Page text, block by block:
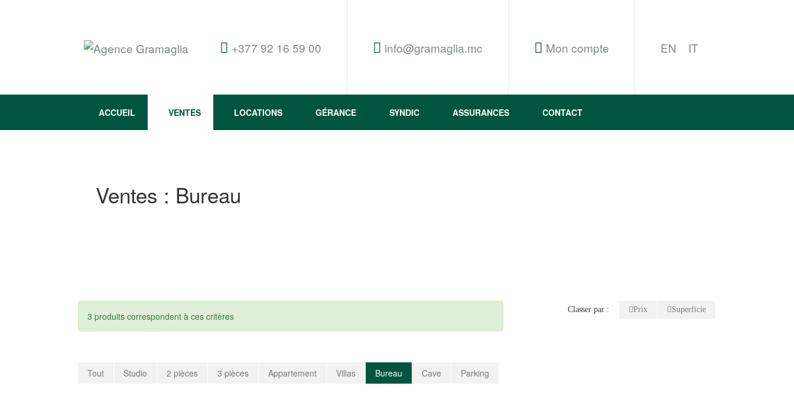
+377 92 16 59 00 info@gramaglia.mc Mon compte EN IT
ACCUEIL VENTES LOCATIONS GÉRANCE SYNDIC ASSURANCES CONTACT
Ventes : Bureau
3 produits correspondent à ces critères
Classer par : Prix Superficie
Tout Studio 2 pièces 3 pièces Appartement Villas Bureau Cave Parking